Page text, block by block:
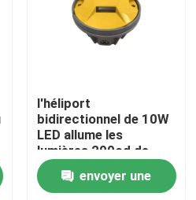
d'héliport
de mouvement
du trafic
l'héliport
bidirectionnel de 10W
LED allume les
lumières 200cd de
ligne centrale de piste
envoyer une